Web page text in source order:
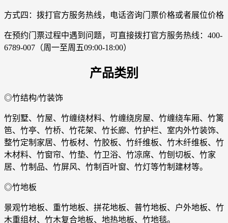
方式四：拨打官方服务热线，电话咨询门票价格或者展位价格
在预约门票过程中遇到问题，可直接拨打官方服务热线：400-
6789-007（周一至周五09:00-18:00）
产品类别
◎竹结构/竹装饰
竹别墅、竹屋、竹缠绕材料、竹缠绕房屋、竹缠绕车厢、竹篱
笆、竹亭、竹桥、竹花架、竹长廊、竹护栏、室内外竹装饰、
整竹定制家居、竹板材、竹胶板、竹纤维板、竹木纤维板、竹
木材料、竹窗帘、竹垫、竹卫浴、竹凉席、竹刨切板、竹家
居、竹制品、竹屏风、竹制百叶窗、竹灯等竹制建材等。
◎竹地板
景观竹地板、重竹地板、拼花地板、普竹地板、户外地板、竹
木重组材、竹木复合地板、地热地板、竹地毯。